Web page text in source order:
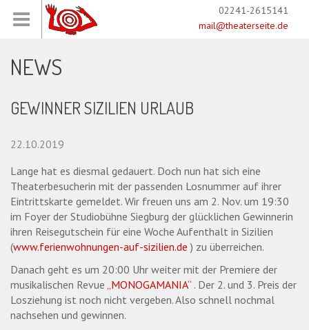
02241-2615141
mail@theaterseite.de
NEWS
GEWINNER SIZILIEN URLAUB
22.10.2019
Lange hat es diesmal gedauert. Doch nun hat sich eine
Theaterbesucherin mit der passenden Losnummer auf ihrer
Eintrittskarte gemeldet. Wir freuen uns am 2. Nov. um 19:30
im Foyer der Studiobühne Siegburg der glücklichen Gewinnerin
ihren Reisegutschein für eine Woche Aufenthalt in Sizilien
(www.ferienwohnungen-auf-sizilien.de ) zu überreichen.
Danach geht es um 20:00 Uhr weiter mit der Premiere der
musikalischen Revue „MONOGAMANIA“ . Der 2. und 3. Preis der
Losziehung ist noch nicht vergeben. Also schnell nochmal
nachsehen und gewinnen.